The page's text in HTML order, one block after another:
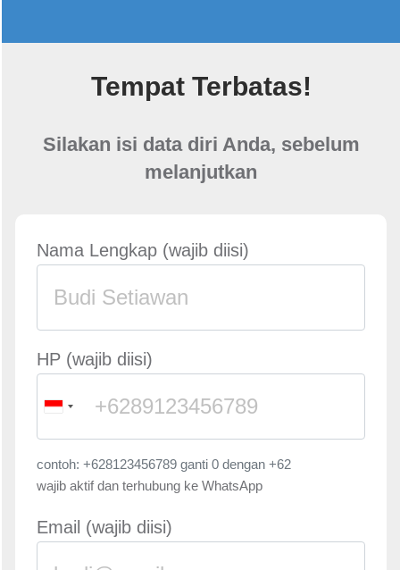
Tempat Terbatas!
Silakan isi data diri Anda, sebelum
melanjutkan
Nama Lengkap (wajib diisi)
HP (wajib diisi)
contoh: +628123456789 ganti 0 dengan +62
wajib aktif dan terhubung ke WhatsApp
Email (wajib diisi)